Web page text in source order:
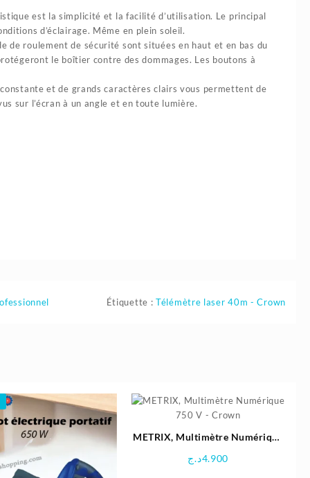
est la simplicité et la facilité d’utilisation. Le principal
d’éclairage. Même en plein soleil.
de roulement de sécurité sont situées en haut et en bas du
le boîtier contre des dommages. Les boutons à
et de grands caractères clairs vous permettent de
sur l’écran à un angle et en toute lumière.
Étiquette :Télémètre laser 40m - Crown
METRIX, Multimètre Numérique
4.900د.ج